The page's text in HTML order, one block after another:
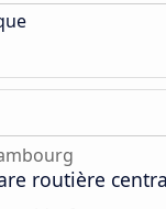
routière